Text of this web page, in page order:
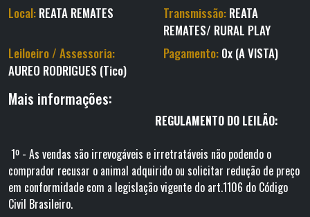
Local: REATA REMATES Transmissão: REATA
REMATES/ RURAL PLAY
Leiloeiro / Assessoria:
AUREO RODRIGUES (Tico)
Pagamento: 0x (A VISTA)
Mais informações:
REGULAMENTO DO LEILÃO:
1º - As vendas são irrevogáveis e irretratáveis não podendo o
comprador recusar o animal adquirido ou solicitar redução de preço
em conformidade com a legislação vigente do art.1106 do Código
Civil Brasileiro.